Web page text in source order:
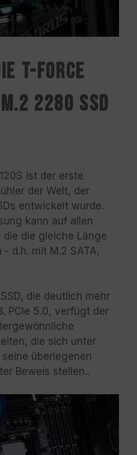
FORCE
2280 SSD
ist der erste
der Welt, der
entwickelt wurde.
kann auf allen
die gleiche Länge
d.h. mit M.2 SATA,
die deutlich mehr
PCIe 5.0, verfügt der
die sich unter
überlegenen
Beweis stellen..